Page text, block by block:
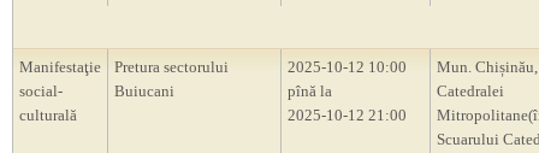
Manifestaţie
social-
culturală
Pretura sectorului
Buiucani
2025-10-12 10:00
pînă la
2025-10-12 21:00
Mun.
Catedralei
Scuarului